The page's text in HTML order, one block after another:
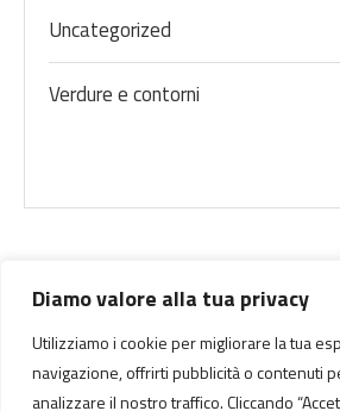
Diamo valore alla tua privacy
Utilizziamo i cookie per migliorare la tua
navigazione, offrirti pubblicità o contenuti
analizzare il nostro traffico. Cliccando
Uncategorized
Verdure e contorni